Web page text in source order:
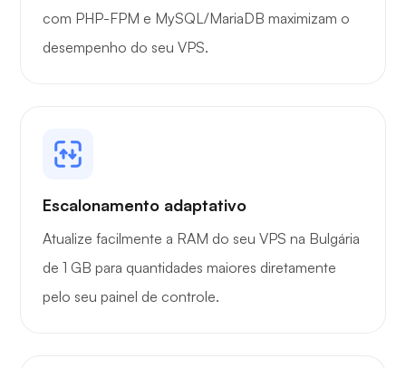
com PHP-FPM e MySQL/MariaDB maximizam o
desempenho do seu VPS.
Escalonamento adaptativo
Atualize facilmente a RAM do seu VPS na Bulgária
de 1 GB para quantidades maiores diretamente
pelo seu painel de controle.